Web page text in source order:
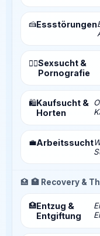
🍰Essstörungen
❤️‍🔥Sexsucht &
Pornografie
🛍️Kaufsucht &
Horten
💼Arbeitssucht
🏥 🏥 Recovery &
🏥Entzug &
Entgiftung